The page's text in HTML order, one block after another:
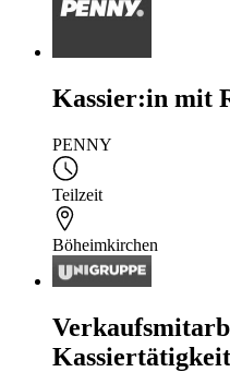
Kassier:in mit
PENNY
Teilzeit
Böheimkirchen
Kassiertätigkeit